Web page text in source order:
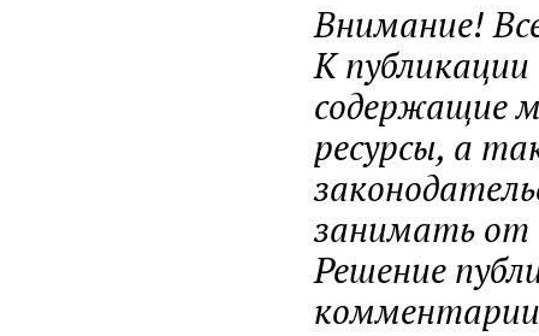
Внимание!
К
содержащие
ресурсы, а
занимать от
Решение